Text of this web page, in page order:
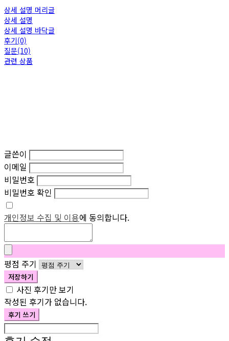
상세 설명 머리글
상세 설명
상세 설명 바닥글
후기(0)
질문(10)
관련 상품
글쓴이
이메일
비밀번호
비밀번호 확인
개인정보 수집 및 이용에 동의합니다.
평점 주기
저장하기
사진 후기만 보기
작성된 후기가 없습니다.
후기 쓰기